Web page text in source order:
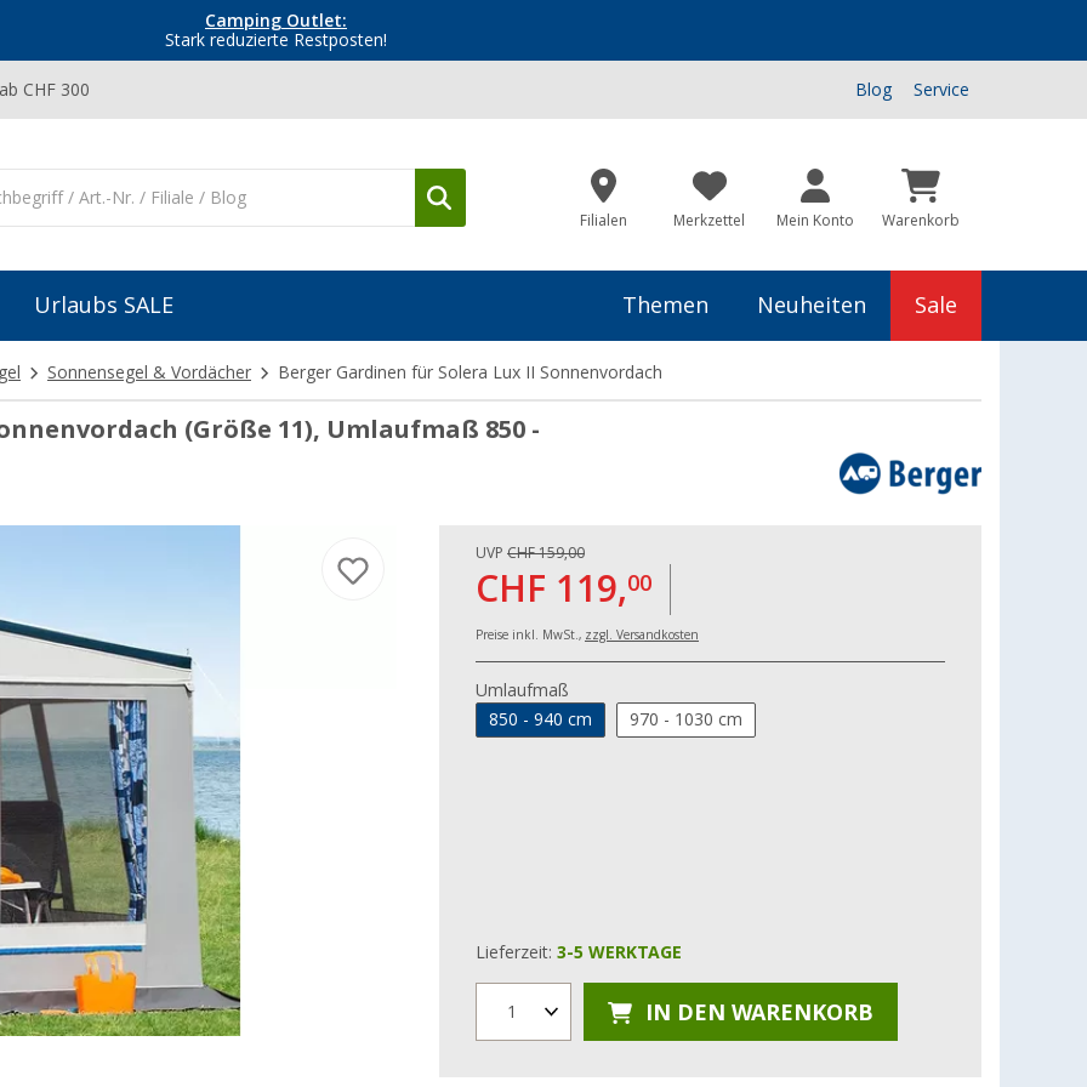
Camping Outlet:
Stark reduzierte Restposten!
CHF 300 Blog Service
Filialen Merkzettel Mein Konto Warenkorb
Urlaubs SALE Themen Neuheiten Sale
Sonnensegel & Vordächer Berger Gardinen für Solera Lux II Sonnenvordach
(Größe 11), Umlaufmaß 850 -
UVP CHF 159,00
CHF 119,00
Preise inkl. MwSt., zzgl. Versandkosten
Umlaufmaß
850 - 940 cm
970 - 1030 cm
Lieferzeit: 3-5 WERKTAGE
1 IN DEN WARENKORB